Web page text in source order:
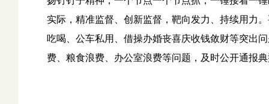
实际，精准监督、创新监督，靶向发力、持续用力
吃喝、公车私用、借操办婚丧喜庆收钱敛财等突出
费、粮食浪费、办公室浪费等问题，及时公开通报